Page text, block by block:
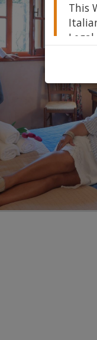
This
own
La
illustrare i
eliminare,
I dati
Il Titolare
terminale